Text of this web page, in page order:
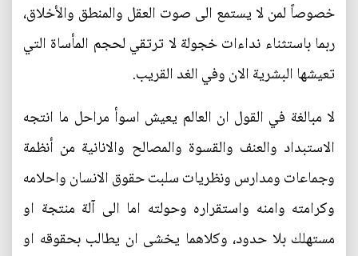
خصوصاً لمن لا يستمع الى صوت العقل والمنطق والأخلاق،
ربما باستثناء نداءات خجولة لا ترتقي لحجم المأساة التي
تعيشها البشرية الان وفي الغد القريب.
لا مبالغة في القول ان العالم يعيش اسوأ مراحل ما انتجه
الاستبداد والعنف والقسوة والمصالح والانانية من أنظمة
وجماعات ومدارس ونظريات سلبت حقوق الانسان واحلامه
وكرامته وامنه واستقراره وحولته اما الى آلة منتجة او
مستهلك بلا حدود، وكلاهما يخشى ان يطالب بحقوقه او